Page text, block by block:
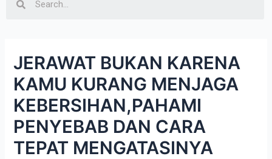
JERAWAT BUKAN KARENA
KAMU KURANG MENJAGA
KEBERSIHAN,PAHAMI
PENYEBAB DAN CARA
TEPAT MENGATASINYA